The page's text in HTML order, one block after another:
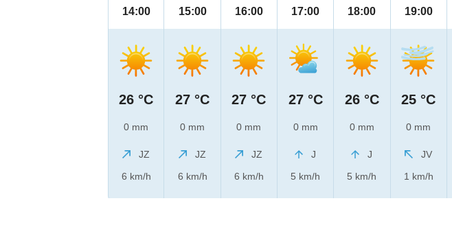
14:00
26 °C
0 mm
JZ
6 km/h
15:00
27 °C
0 mm
JZ
6 km/h
16:00
27 °C
0 mm
JZ
6 km/h
17:00
27 °C
0 mm
J
5 km/h
18:00
26 °C
0 mm
J
5 km/h
19:00
25 °C
0 mm
JV
1 km/h